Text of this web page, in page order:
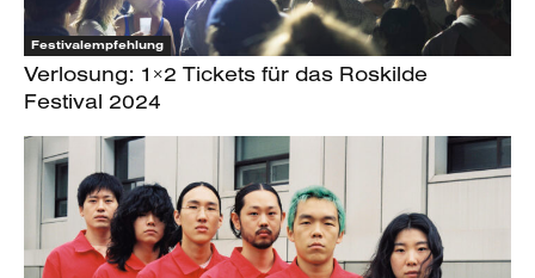
Festivalempfehlung
Verlosung: 1×2 Tickets für das Roskilde
Festival 2024